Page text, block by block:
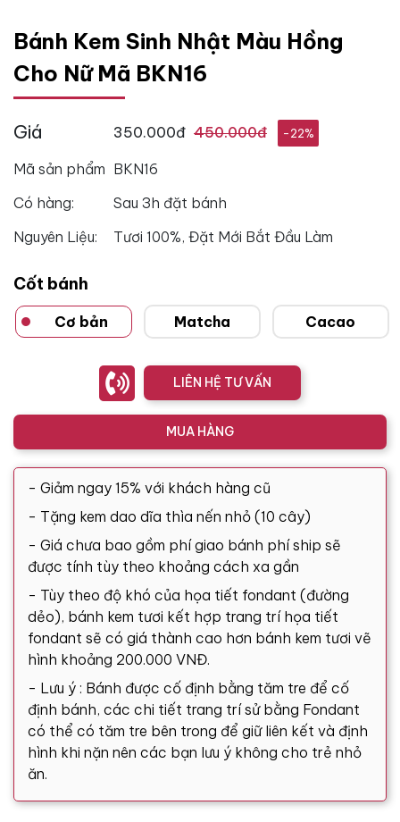
Bánh Kem Sinh Nhật Màu Hồng
Cho Nữ Mã BKN16
Giá 350.000đ 450.000đ -22%
Mã sản phẩm BKN16
Có hàng:
Sau 3h đặt bánh
Nguyên Liệu:
Tươi 100%, Đặt Mới Bắt Đầu Làm
Cốt bánh
Cơ bản Matcha Cacao
LIÊN HỆ TƯ VẤN
MUA HÀNG
- Giảm ngay 15% với khách hàng cũ
- Tặng kem dao dĩa thìa nến nhỏ (10 cây)
- Giá chưa bao gồm phí giao bánh phí ship sẽ
được tính tùy theo khoảng cách xa gần
- Tùy theo độ khó của họa tiết fondant (đường
dẻo), bánh kem tươi kết hợp trang trí họa tiết
fondant sẽ có giá thành cao hơn bánh kem tươi vẽ
hình khoảng 200.000 VNĐ.
- Lưu ý : Bánh được cố định bằng tăm tre để cố
định bánh, các chi tiết trang trí sử bằng Fondant
có thể có tăm tre bên trong để giữ liên kết và định
hình khi nặn nên các bạn lưu ý không cho trẻ nhỏ
ăn.